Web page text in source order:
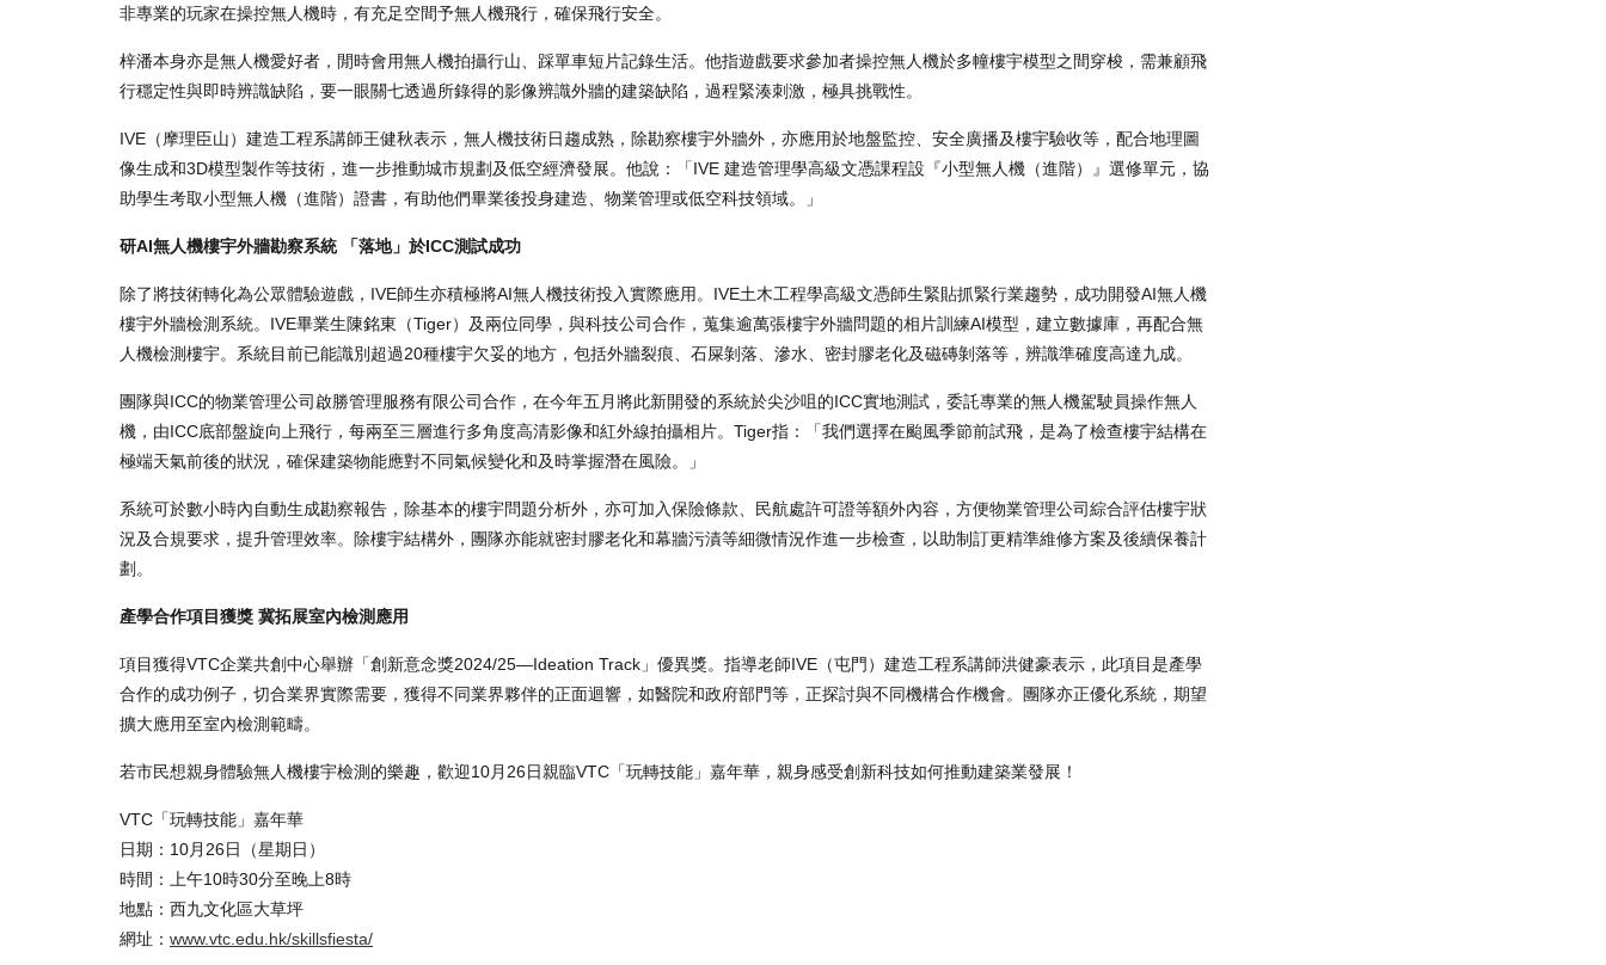
非專業的玩家在操控無人機時，有充足空間予無人機飛行，確保飛行安全。
梓潘本身亦是無人機愛好者，閒時會用無人機拍攝行山、踩單車短片記錄生活。他指遊戲要求參加者操控無人機於多幢樓宇模型之間穿梭，需兼顧飛
行穩定性與即時辨識缺陷，要一眼關七透過所錄得的影像辨識外牆的建築缺陷，過程緊湊刺激，極具挑戰性。
IVE（摩理臣山）建造工程系講師王健秋表示，無人機技術日趨成熟，除勘察樓宇外牆外，亦應用於地盤監控、安全廣播及樓宇驗收等，配合地理圖
像生成和3D模型製作等技術，進一步推動城市規劃及低空經濟發展。他說：「IVE 建造管理學高級文憑課程設『小型無人機（進階）』選修單元，協
助學生考取小型無人機（進階）證書，有助他們畢業後投身建造、物業管理或低空科技領域。」
研AI無人機樓宇外牆勘察系統 「落地」於ICC測試成功
除了將技術轉化為公眾體驗遊戲，IVE師生亦積極將AI無人機技術投入實際應用。IVE土木工程學高級文憑師生緊貼抓緊行業趨勢，成功開發AI無人機
樓宇外牆檢測系統。IVE畢業生陳銘東（Tiger）及兩位同學，與科技公司合作，蒐集逾萬張樓宇外牆問題的相片訓練AI模型，建立數據庫，再配合無
人機檢測樓宇。系統目前已能識別超過20種樓宇欠妥的地方，包括外牆裂痕、石屎剝落、滲水、密封膠老化及磁磚剝落等，辨識準確度高達九成。
團隊與ICC的物業管理公司啟勝管理服務有限公司合作，在今年五月將此新開發的系統於尖沙咀的ICC實地測試，委託專業的無人機駕駛員操作無人
機，由ICC底部盤旋向上飛行，每兩至三層進行多角度高清影像和紅外線拍攝相片。Tiger指：「我們選擇在颱風季節前試飛，是為了檢查樓宇結構在
極端天氣前後的狀況，確保建築物能應對不同氣候變化和及時掌握潛在風險。」
系統可於數小時內自動生成勘察報告，除基本的樓宇問題分析外，亦可加入保險條款、民航處許可證等額外內容，方便物業管理公司綜合評估樓宇狀
況及合規要求，提升管理效率。除樓宇結構外，團隊亦能就密封膠老化和幕牆污漬等細微情況作進一步檢查，以助制訂更精準維修方案及後續保養計
劃。
產學合作項目獲獎 冀拓展室內檢測應用
項目獲得VTC企業共創中心舉辦「創新意念獎2024/25—Ideation Track」優異獎。指導老師IVE（屯門）建造工程系講師洪健豪表示，此項目是產學
合作的成功例子，切合業界實際需要，獲得不同業界夥伴的正面迴響，如醫院和政府部門等，正探討與不同機構合作機會。團隊亦正優化系統，期望
擴大應用至室內檢測範疇。
若市民想親身體驗無人機樓宇檢測的樂趣，歡迎10月26日親臨VTC「玩轉技能」嘉年華，親身感受創新科技如何推動建築業發展！
VTC「玩轉技能」嘉年華
日期：10月26日（星期日）
時間：上午10時30分至晚上8時
地點：西九文化區大草坪
網址： www.vtc.edu.hk/skillsfiesta/